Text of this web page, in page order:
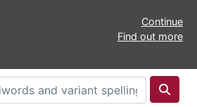
Continue
Find out more